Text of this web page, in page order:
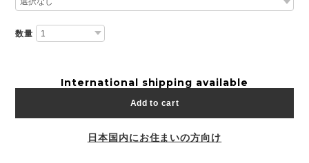
数量
International shipping available
Add to cart
日本国内にお住まいの方向け